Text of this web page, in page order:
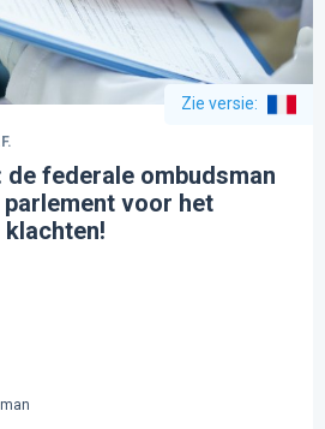
Zie versie:
de federale ombudsman
voor het